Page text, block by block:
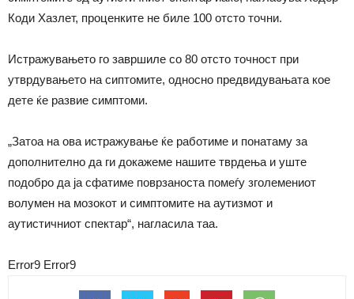
Коди Хазлет, проценките не биле 100 отсто точни.
Истражувањето го завршиле со 80 отсто точност при
утврдувањето на сиптомите, односно предвидувањата кое
дете ќе развие симптоми.
„Затоа на ова истражување ќе работиме и понатаму за
дополнително да ги докажеме нашите тврдења и уште
подобро да ја сфатиме поврзаноста помеѓу зголемениот
волумен на мозокот и симптомите на аутизмот и
аутистичниот спектар“, нагласила таа.
Error9 Error9